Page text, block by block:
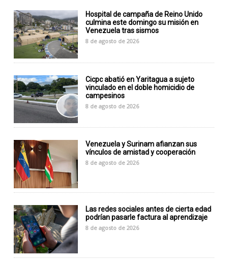
Hospital de campaña de Reino Unido
culmina este domingo su misión en
Venezuela tras sismos
8 de agosto de 2026
Cicpc abatió en Yaritagua a sujeto
vinculado en el doble homicidio de
campesinos
8 de agosto de 2026
Venezuela y Surinam afianzan sus
vínculos de amistad y cooperación
8 de agosto de 2026
Las redes sociales antes de cierta edad
podrían pasarle factura al aprendizaje
8 de agosto de 2026